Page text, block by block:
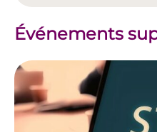
Événements